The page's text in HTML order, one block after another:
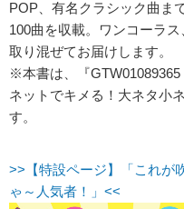
POP、有名クラシック曲ま
100曲を収載。ワンコーラ
取り混ぜてお届けします。
※本書は、『
ネットでキメる！大ネタ小
す。
>>【特設ページ】「これが
ゃ～人気者！」<<